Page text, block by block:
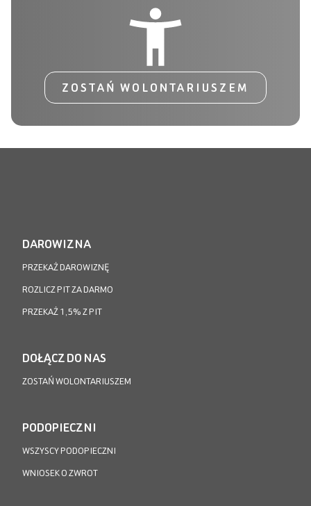
ZOSTAŃ WOLONTARIUSZEM
DAROWIZNA
PRZEKAŻ DAROWIZNĘ
ROZLICZ PIT ZA DARMO
PRZEKAŻ 1,5% Z PIT
DOŁĄCZ DO NAS
ZOSTAŃ WOLONTARIUSZEM
PODOPIECZNI
WSZYSCY PODOPIECZNI
WNIOSEK O ZWROT